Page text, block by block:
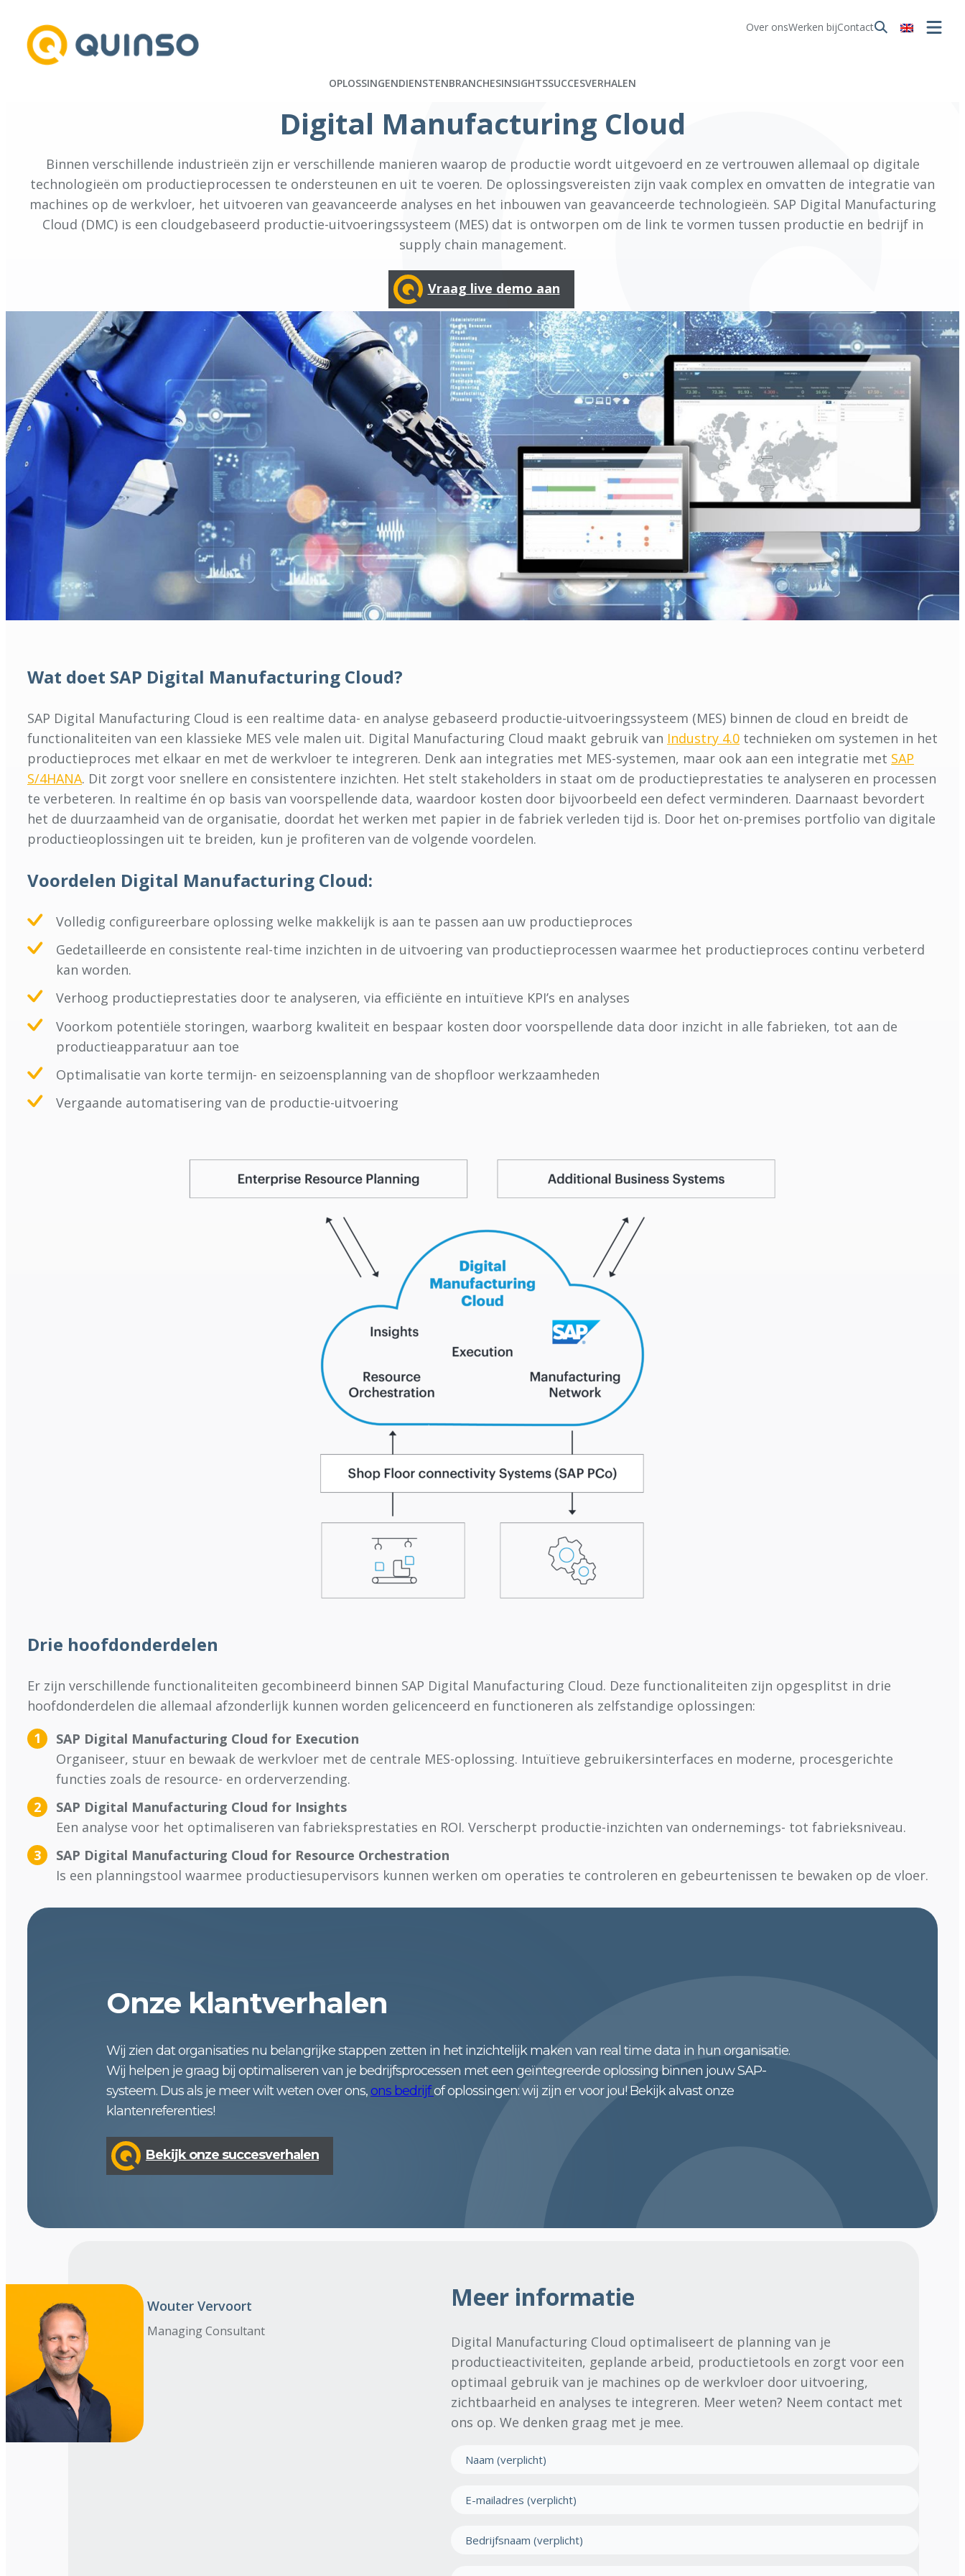
naar
Over onsWerken bijContact
OPLOSSINGENDIENSTENBRANCHESINSIGHTSSUCCESVERHALEN
Digital Manufacturing Cloud
Binnen verschillende industrieën zijn er verschillende manieren waarop de productie wordt uitgevoerd en ze vertrouwen allemaal op digitale
technologieën om productieprocessen te ondersteunen en uit te voeren. De oplossingsvereisten zijn vaak complex en omvatten de integratie van
machines op de werkvloer, het uitvoeren van geavanceerde analyses en het inbouwen van geavanceerde technologieën. SAP Digital Manufacturing
Cloud (DMC) is een cloudgebaseerd productie-uitvoeringssysteem (MES) dat is ontworpen om de link te vormen tussen productie en bedrijf in
supply chain management.
Vraag live demo aan
Wat doet SAP Digital Manufacturing Cloud?
SAP Digital Manufacturing Cloud is een realtime data- en analyse gebaseerd productie-uitvoeringssysteem (MES) binnen de cloud en breidt de
functionaliteiten van een klassieke MES vele malen uit. Digital Manufacturing Cloud maakt gebruik van Industry 4.0 technieken om systemen in het
productieproces met elkaar en met de werkvloer te integreren. Denk aan integraties met MES-systemen, maar ook aan een integratie met SAP
S/4HANA. Dit zorgt voor snellere en consistentere inzichten. Het stelt stakeholders in staat om de productieprestaties te analyseren en processen
te verbeteren. In realtime én op basis van voorspellende data, waardoor kosten door bijvoorbeeld een defect verminderen. Daarnaast bevordert
het de duurzaamheid van de organisatie, doordat het werken met papier in de fabriek verleden tijd is. Door het on-premises portfolio van digitale
productieoplossingen uit te breiden, kun je profiteren van de volgende voordelen.
Voordelen Digital Manufacturing Cloud:
Volledig configureerbare oplossing welke makkelijk is aan te passen aan uw productieproces
Gedetailleerde en consistente real-time inzichten in de uitvoering van productieprocessen waarmee het productieproces continu verbeterd
kan worden.
Verhoog productieprestaties door te analyseren, via efficiënte en intuïtieve KPI’s en analyses
Voorkom potentiële storingen, waarborg kwaliteit en bespaar kosten door voorspellende data door inzicht in alle fabrieken, tot aan de
productieapparatuur aan toe
Optimalisatie van korte termijn- en seizoensplanning van de shopfloor werkzaamheden
Vergaande automatisering van de productie-uitvoering
Drie hoofdonderdelen
Er zijn verschillende functionaliteiten gecombineerd binnen SAP Digital Manufacturing Cloud. Deze functionaliteiten zijn opgesplitst in drie
hoofdonderdelen die allemaal afzonderlijk kunnen worden gelicenceerd en functioneren als zelfstandige oplossingen:
SAP Digital Manufacturing Cloud for Execution
Organiseer, stuur en bewaak de werkvloer met de centrale MES-oplossing. Intuïtieve gebruikersinterfaces en moderne, procesgerichte
functies zoals de resource- en orderverzending.
SAP Digital Manufacturing Cloud for Insights
Een analyse voor het optimaliseren van fabrieksprestaties en ROI. Verscherpt productie-inzichten van ondernemings- tot fabrieksniveau.
SAP Digital Manufacturing Cloud for Resource Orchestration
Is een planningstool waarmee productiesupervisors kunnen werken om operaties te controleren en gebeurtenissen te bewaken op de vloer.
Onze klantverhalen
Wij zien dat organisaties nu belangrijke stappen zetten in het inzichtelijk maken van real time data in hun organisatie.
Wij helpen je graag bij optimaliseren van je bedrijfsprocessen met een geïntegreerde oplossing binnen jouw SAP-
systeem. Dus als je meer wilt weten over ons, ons bedrijfof oplossingen: wij zijn er voor jou! Bekijk alvast onze
klantenreferenties!
Bekijk onze succesverhalen
Wouter Vervoort
Managing Consultant
Meer informatie
Digital Manufacturing Cloud optimaliseert de planning van je
productieactiviteiten, geplande arbeid, productietools en zorgt voor een
optimaal gebruik van je machines op de werkvloer door uitvoering,
zichtbaarheid en analyses te integreren. Meer weten? Neem contact met
ons op. We denken graag met je mee.